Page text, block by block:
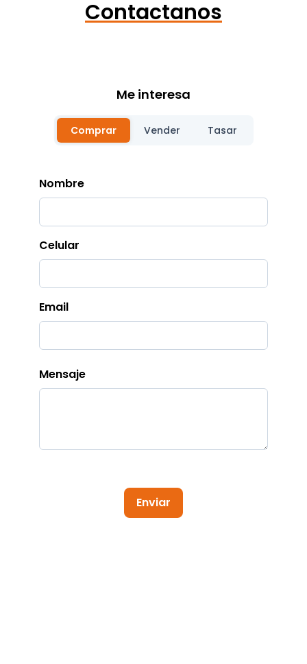
Contactanos
Me interesa
Comprar Vender Tasar
Nombre
Celular
Email
Mensaje
Enviar